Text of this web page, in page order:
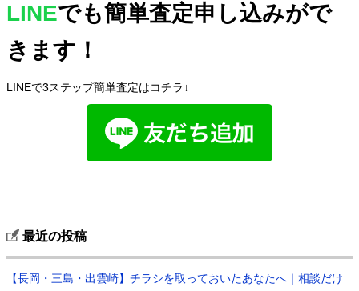
LINEでも簡単査定申し込みがで
きます！
LINEで3ステップ簡単査定はコチラ↓
最近の投稿
【長岡・三島・出雲崎】チラシを取っておいたあなたへ｜相談だけ